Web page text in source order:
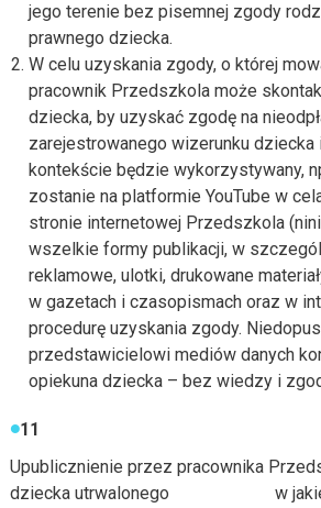
jego terenie bez pisemnej zgody
prawnego dziecka.
W celu uzyskania zgody, o której
pracownik Przedszkola może
dziecka, by uzyskać zgodę na
zarejestrowanego wizerunku dziecka
kontekście będzie wykorzystywany,
zostanie na platformie YouTube w
stronie internetowej Przedszkola
wszelkie formy publikacji, w
reklamowe, ulotki, drukowane
w gazetach i czasopismach oraz w
procedurę uzyskania zgody.
przedstawicielowi mediów danych
opiekuna dziecka – bez wiedzy i
11
Upublicznienie przez pracownika
dziecka utrwalonego w